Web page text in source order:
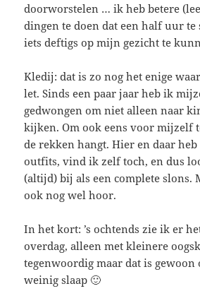
doorworstelen … ik heb betere
dingen te doen dat een half uur te
iets deftigs op mijn gezicht te
Kledij: dat is zo nog het enige
let. Sinds een paar jaar heb ik
gedwongen om niet alleen naar
kijken. Om ook eens voor mijzelf
de rekken hangt. Hier en daar
outfits, vind ik zelf toch, en dus
(altijd) bij als een complete slons.
ook nog wel hoor.
In het kort: ’s ochtends zie ik er
overdag, alleen met kleinere
tegenwoordig maar dat is gewoon
weinig slaap 🙂